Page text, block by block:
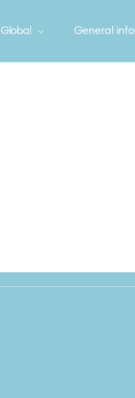
General info
Global